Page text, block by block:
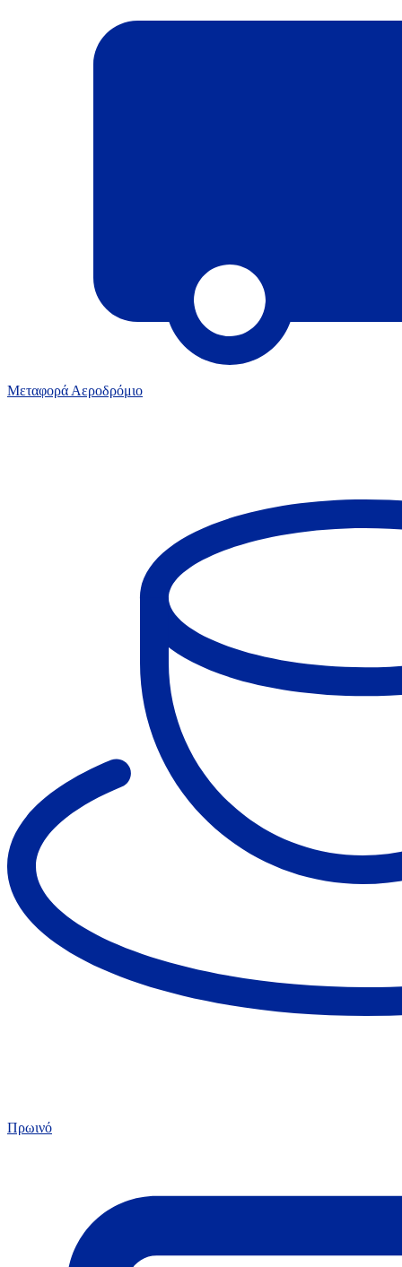
Μεταφορά Αεροδρόμιο
Πρωινό